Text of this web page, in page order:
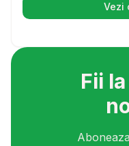
Vezi
Fii